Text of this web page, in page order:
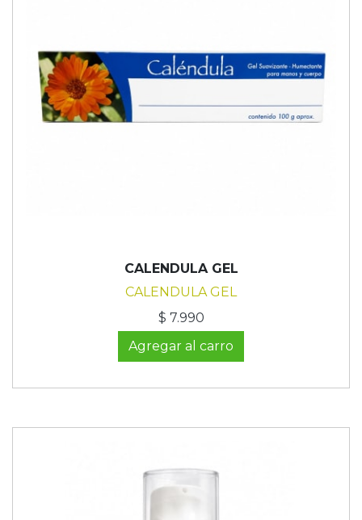
CALENDULA GEL
CALENDULA GEL
$ 7.990
Agregar al carro